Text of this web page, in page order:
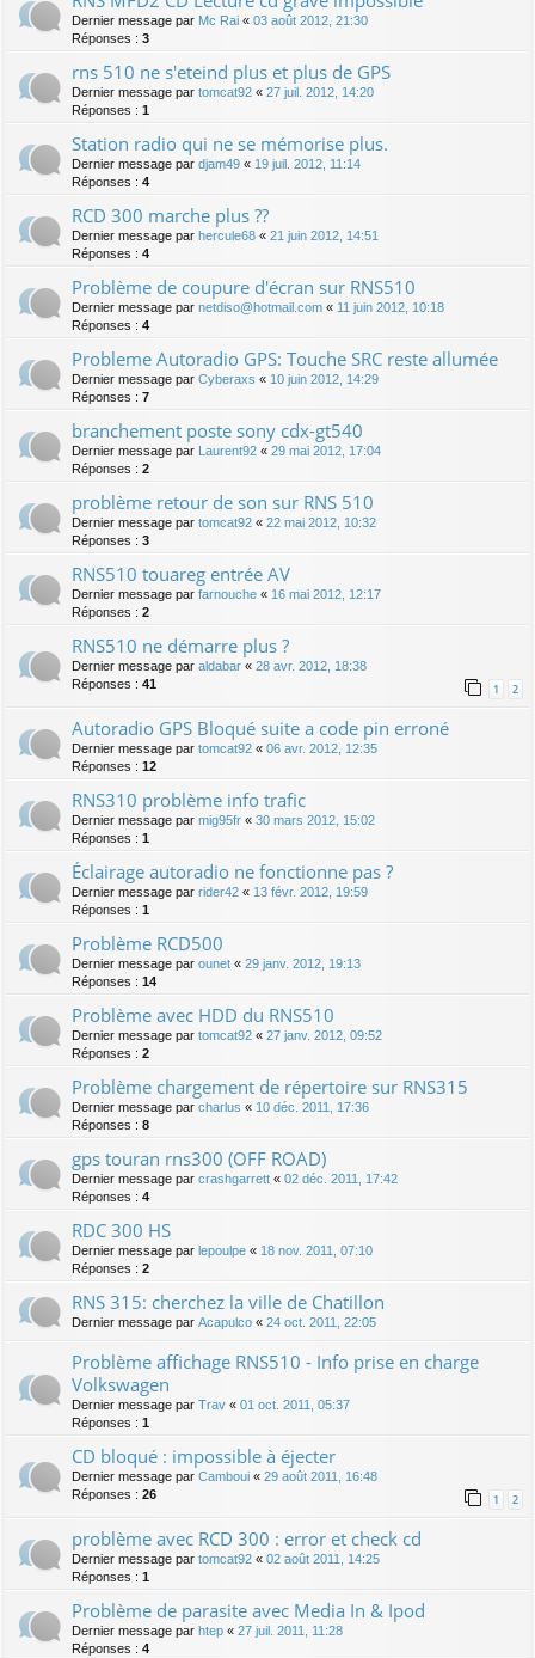
Dernier message par Mc Rai « 03 août 2012, 21:30
Réponses : 3
rns 510 ne s'eteind plus et plus de GPS
Dernier message par tomcat92 « 27 juil. 2012, 14:20
Réponses : 1
Station radio qui ne se mémorise plus.
Dernier message par djam49 « 19 juil. 2012, 11:14
Réponses : 4
RCD 300 marche plus ??
Dernier message par hercule68 « 21 juin 2012, 14:51
Réponses : 4
Problème de coupure d'écran sur RNS510
Dernier message par netdiso@hotmail.com « 11 juin 2012, 10:18
Réponses : 4
Probleme Autoradio GPS: Touche SRC reste allumée
Dernier message par Cyberaxs « 10 juin 2012, 14:29
Réponses : 7
branchement poste sony cdx-gt540
Dernier message par Laurent92 « 29 mai 2012, 17:04
Réponses : 2
problème retour de son sur RNS 510
Dernier message par tomcat92 « 22 mai 2012, 10:32
Réponses : 3
RNS510 touareg entrée AV
Dernier message par farnouche « 16 mai 2012, 12:17
Réponses : 2
RNS510 ne démarre plus ?
Dernier message par aldabar « 28 avr. 2012, 18:38
Réponses : 41 1 2
Autoradio GPS Bloqué suite a code pin erroné
Dernier message par tomcat92 « 06 avr. 2012, 12:35
Réponses : 12
RNS310 problème info trafic
Dernier message par mig95fr « 30 mars 2012, 15:02
Réponses : 1
Éclairage autoradio ne fonctionne pas ?
Dernier message par rider42 « 13 févr. 2012, 19:59
Réponses : 1
Problème RCD500
Dernier message par ounet « 29 janv. 2012, 19:13
Réponses : 14
Problème avec HDD du RNS510
Dernier message par tomcat92 « 27 janv. 2012, 09:52
Réponses : 2
Problème chargement de répertoire sur RNS315
Dernier message par charlus « 10 déc. 2011, 17:36
Réponses : 8
gps touran rns300 (OFF ROAD)
Dernier message par crashgarrett « 02 déc. 2011, 17:42
Réponses : 4
RDC 300 HS
Dernier message par lepoulpe « 18 nov. 2011, 07:10
Réponses : 2
RNS 315: cherchez la ville de Chatillon
Dernier message par Acapulco « 24 oct. 2011, 22:05
Problème affichage RNS510 - Info prise en charge
Volkswagen
Dernier message par Trav « 01 oct. 2011, 05:37
Réponses : 1
CD bloqué : impossible à éjecter
Dernier message par Camboui « 29 août 2011, 16:48
Réponses : 26 1 2
problème avec RCD 300 : error et check cd
Dernier message par tomcat92 « 02 août 2011, 14:25
Réponses : 1
Problème de parasite avec Media In & Ipod
Dernier message par htep « 27 juil. 2011, 11:28
Réponses : 4